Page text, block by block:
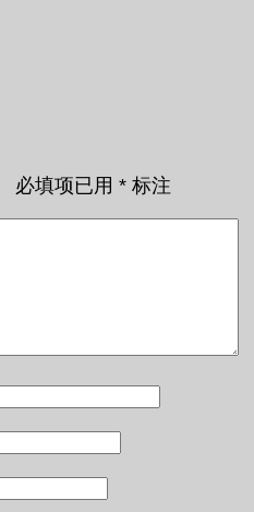
必填项已用 * 标注